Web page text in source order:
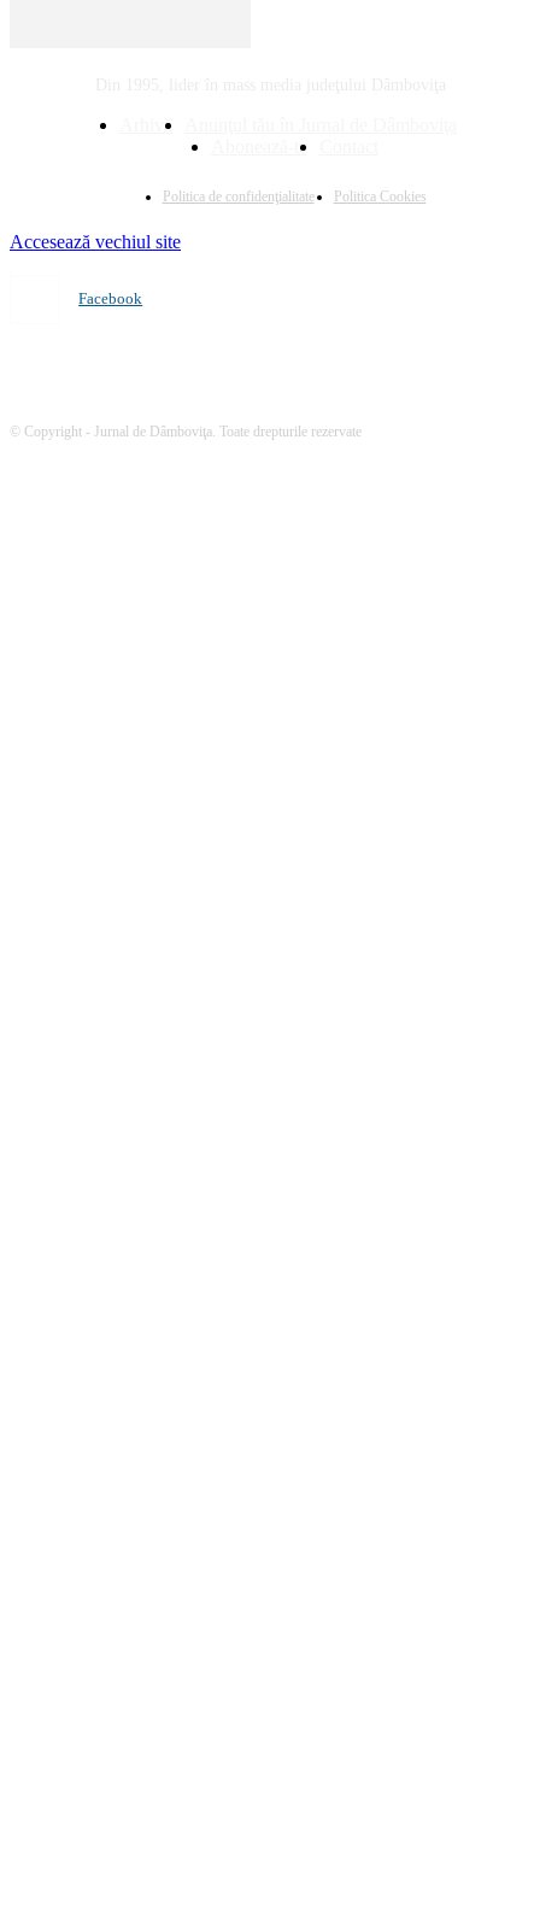
Arhivă
Abonează-te
Politica de confidenţialitate Politica Cookies
Accesează vechiul site
Facebook
© Copyright - Jurnal de Dâmboviţa. Toate drepturile rezervate